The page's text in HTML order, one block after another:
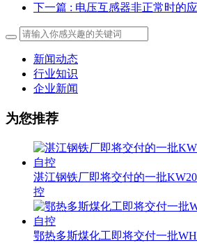
下一篇 : 电压互感器非正常时的
新闻动态
行业知识
企业新闻
为您推荐
湛江钢铁厂即将交付的一批
控
鄂热多斯煤化工即将交付一批